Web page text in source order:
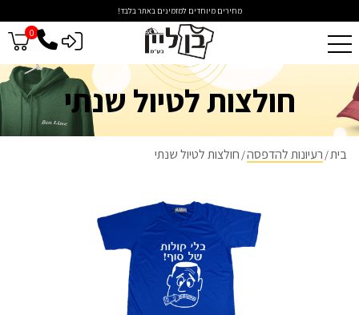
מחירים מיוחדים למזמינים באתר בלבד!
0
כניסה לסיטונאים
חולצות לטיול שנתי
בית/ רעיונות להדפסה/ חולצות לטיול שנתי